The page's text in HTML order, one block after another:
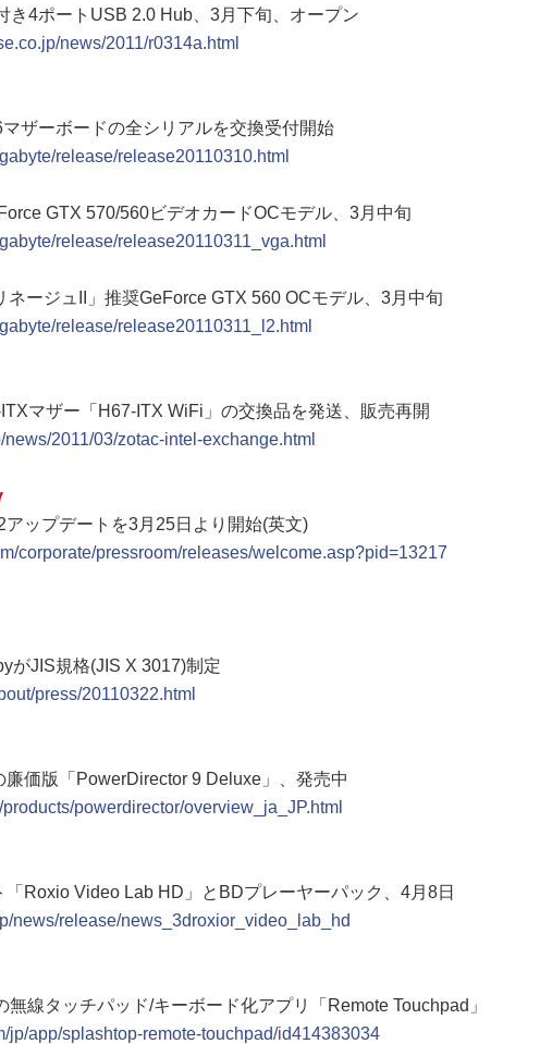
き4ポートUSB 2.0 Hub、3月下旬、オープン
news/2011/r0314a.html
マザーボードの全シリアルを交換受付開始
release/release20110310.html
GTX 570/560ビデオカードOCモデル、3月中旬
release/release20110311_vga.html
ネージュII」推奨GeForce GTX 560 OCモデル、3月中旬
release/release20110311_l2.html
マザー「H67-ITX WiFi」の交換品を発送、販売再開
2011/03/zotac-intel-exchange.html
アップデートを3月25日より開始(英文)
corporate/pressroom/releases/welcome.asp?pid=13217
がJIS規格(JIS X 3017)制定
press/20110322.html
廉価版「PowerDirector 9 Deluxe」、発売中
powerdirector/overview_ja_JP.html
「Roxio Video Lab HD」とBDプレーヤーパック、4月8日
news/release/news_3droxior_video_lab_hd
無線タッチパッド/キーボード化アプリ「Remote Touchpad」
jp/app/splashtop-remote-touchpad/id414383034